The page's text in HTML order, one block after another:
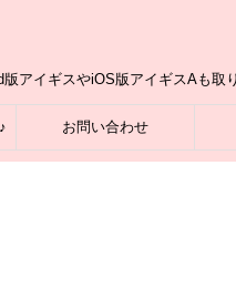
アイギスやiOS版アイギスAも取
お問い合わせ